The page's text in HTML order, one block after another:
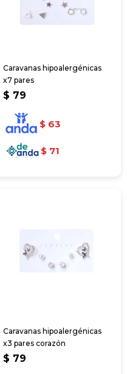
Caravanas hipoalergénicas
x7 pares
$ 79
$ 63
$ 71
Caravanas hipoalergénicas
x3 pares corazón
$ 79